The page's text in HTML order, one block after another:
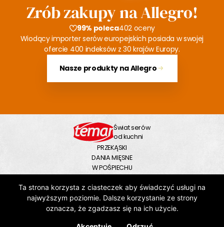
Zrób zakupy na Allegro!
99% poleca402 oceny
Wiodący importer serów europejskich posiada w swojej
ofercie 400 indeksów z 30 krajów Europy.
Nasze produkty na Allegro
Świat serów
od kuchni
PRZEKĄSKI
DANIA MIĘSNE
W POŚPIECHU
NA DUŻY GŁÓD
ZUPY
OBSERWUJ NAS
Ta strona korzysta z ciasteczek aby świadczyć usługi na
najwyższym poziomie. Dalsze korzystanie ze strony
oznacza, że zgadzasz się na ich użycie.